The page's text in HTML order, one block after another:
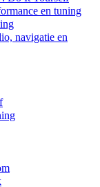
en tuning
navigatie en